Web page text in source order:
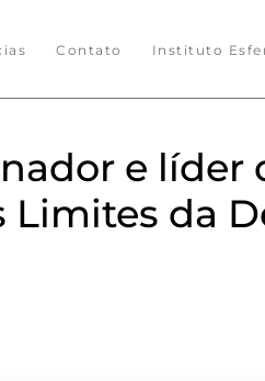
Contato Instituto
e líder
Limites da